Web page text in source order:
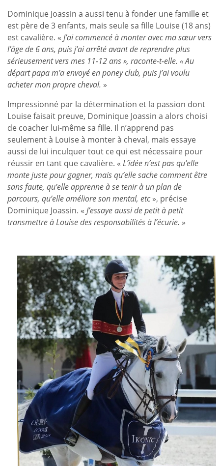
Dominique Joassin a aussi tenu à fonder une famille et
est père de 3 enfants, mais seule sa fille Louise (18 ans)
est cavalière. « J’ai commencé à monter avec ma sœur vers
l’âge de 6 ans, puis j’ai arrêté avant de reprendre plus
sérieusement vers mes 11-12 ans », raconte-t-elle. « Au
départ papa m’a envoyé en poney club, puis j’ai voulu
acheter mon propre cheval. »
Impressionné par la détermination et la passion dont
Louise faisait preuve, Dominique Joassin a alors choisi
de coacher lui-même sa fille. Il n’apprend pas
seulement à Louise à monter à cheval, mais essaye
aussi de lui inculquer tout ce qui est nécessaire pour
réussir en tant que cavalière. « L’idée n’est pas qu’elle
monte juste pour gagner, mais qu’elle sache comment être
sans faute, qu’elle apprenne à se tenir à un plan de
parcours, qu’elle améliore son mental, etc», précise
Dominique Joassin. « J’essaye aussi de petit à petit
transmettre à Louise des responsabilités à l’écurie. »